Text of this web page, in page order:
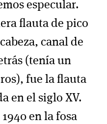
especular.
flauta de pico
canal de
(tenía un
fue la flauta
en el siglo XV.
en la fosa